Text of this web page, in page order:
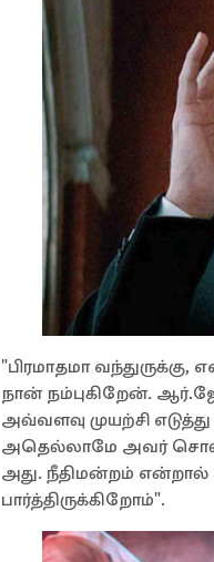
"பிரமாதமா
நான் நம்புகிறேன்.
அவ்வளவு முயற்சி
அதெல்லாமே அவர்
அது. நீதிமன்றம் என்றால்
பார்த்திருக்கிறோம்".